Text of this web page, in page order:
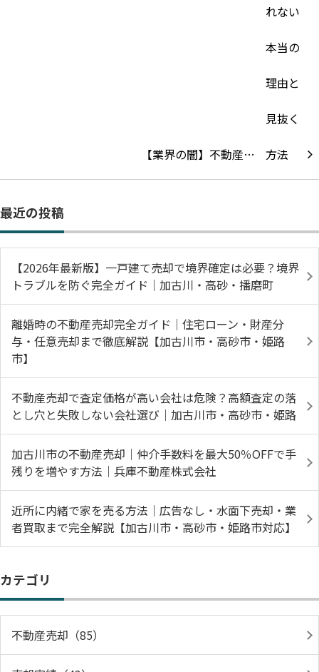
【業界の闇】不動産…
最近の投稿
【2026年最新版】一戸建て売却で境界確定は必要？境界
トラブルを防ぐ完全ガイド｜加古川・高砂・播磨町
離婚時の不動産売却完全ガイド｜住宅ローン・財産分
与・任意売却まで徹底解説【加古川市・高砂市・姫路
市】
不動産売却で査定価格が高い会社は危険？高額査定の落
とし穴と失敗しない会社選び｜加古川市・高砂市・姫路
加古川市の不動産売却｜仲介手数料を最大50％OFFで手
残りを増やす方法｜兵庫不動産株式会社
近所に内緒で家を売る方法｜広告なし・水面下売却・業
者買取まで完全解説【加古川市・高砂市・姫路市対応】
カテゴリ
不動産売却（85）